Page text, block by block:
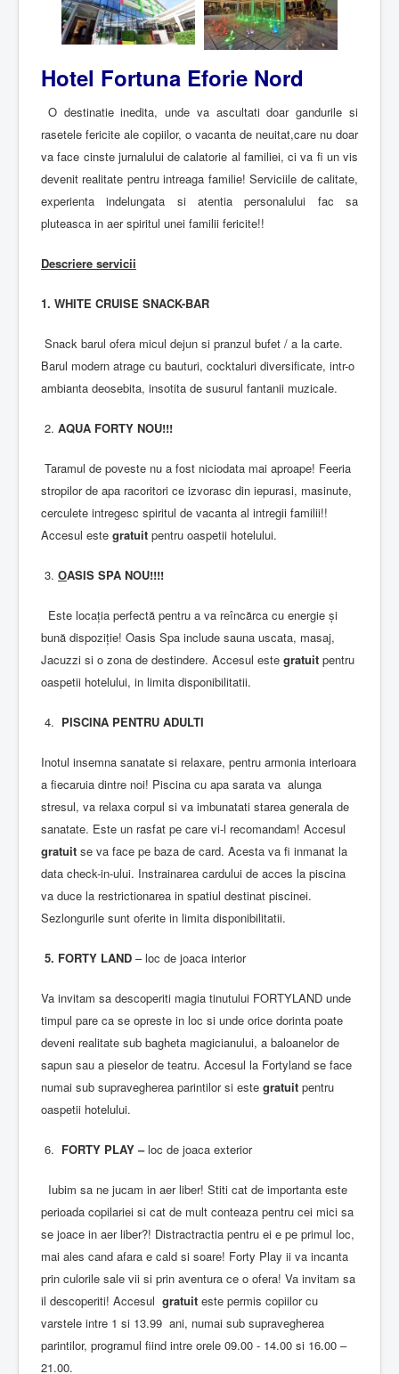
Hotel Fortuna Eforie Nord
O destinatie inedita, unde va ascultati doar gandurile si
rasetele fericite ale copiilor, o vacanta de neuitat,care nu doar
va face cinste jurnalului de calatorie al familiei, ci va fi un vis
devenit realitate pentru intreaga familie! Serviciile de calitate,
experienta indelungata si atentia personalului fac sa
pluteasca in aer spiritul unei familii fericite!!
Descriere servicii
1. WHITE CRUISE SNACK-BAR
Snack barul ofera micul dejun si pranzul bufet / a la carte.
Barul modern atrage cu bauturi, cocktaluri diversificate, intr-o
ambianta deosebita, insotita de susurul fantanii muzicale.
2. AQUA FORTY NOU!!!
Taramul de poveste nu a fost niciodata mai aproape! Feeria
stropilor de apa racoritori ce izvorasc din iepurasi, masinute,
cerculete intregesc spiritul de vacanta al intregii familii!!
Accesul este gratuit pentru oaspetii hotelului.
3. OASIS SPA NOU!!!!
Este locația perfectă pentru a va reîncărca cu energie și
bună dispoziție! Oasis Spa include sauna uscata, masaj,
Jacuzzi si o zona de destindere. Accesul este gratuit pentru
oaspetii hotelului, in limita disponibilitatii.
4. PISCINA PENTRU ADULTI
Inotul insemna sanatate si relaxare, pentru armonia interioara
a fiecaruia dintre noi! Piscina cu apa sarata va alunga
stresul, va relaxa corpul si va imbunatati starea generala de
sanatate. Este un rasfat pe care vi-l recomandam! Accesul
gratuit se va face pe baza de card. Acesta va fi inmanat la
data check-in-ului. Instrainarea cardului de acces la piscina
va duce la restrictionarea in spatiul destinat piscinei.
Sezlongurile sunt oferite in limita disponibilitatii.
5. FORTY LAND – loc de joaca interior
Va invitam sa descoperiti magia tinutului FORTYLAND unde
timpul pare ca se opreste in loc si unde orice dorinta poate
deveni realitate sub bagheta magicianului, a baloanelor de
sapun sau a pieselor de teatru. Accesul la Fortyland se face
numai sub supravegherea parintilor si este gratuit pentru
oaspetii hotelului.
6. FORTY PLAY –loc de joaca exterior
Iubim sa ne jucam in aer liber! Stiti cat de importanta este
perioada copilariei si cat de mult conteaza pentru cei mici sa
se joace in aer liber?! Distractractia pentru ei e pe primul loc,
mai ales cand afara e cald si soare! Forty Play ii va incanta
prin culorile sale vii si prin aventura ce o ofera! Va invitam sa
il descoperiti! Accesul gratuit este permis copiilor cu
varstele intre 1 si 13.99 ani, numai sub supravegherea
parintilor, programul fiind intre orele 09.00 - 14.00 si 16.00 –
21.00.